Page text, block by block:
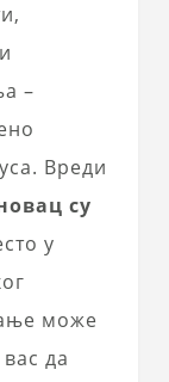
–
Вреди
су
у
може
да